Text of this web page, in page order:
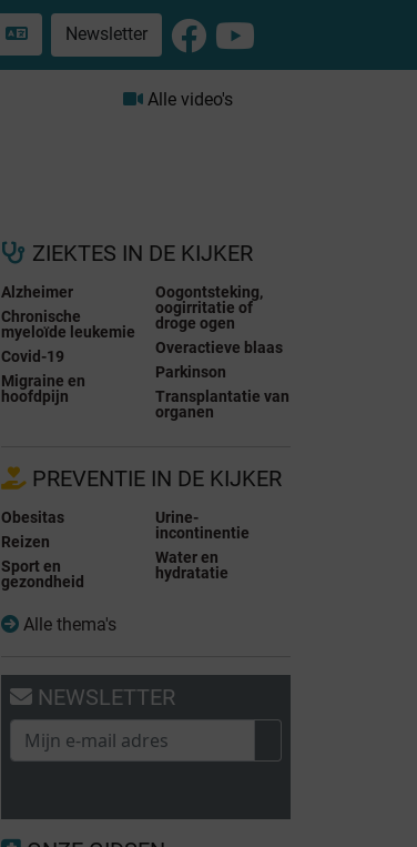
Newsletter
Alle video's
ZIEKTES IN DE KIJKER
Alzheimer
Chronische
myeloïde leukemie
Covid-19
Migraine en
hoofdpijn
Oogontsteking,
oogirritatie of
droge ogen
Overactieve blaas
Parkinson
Transplantatie van
organen
PREVENTIE IN DE KIJKER
Obesitas
Reizen
Sport en
gezondheid
Urine-
incontinentie
Water en
hydratatie
Alle thema's
NEWSLETTER